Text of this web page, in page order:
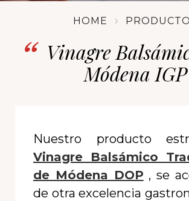
HOME
Vinagre
Módena IGP
Nuestro producto
Vinagre Balsámico
de Módena DOP , se
de otra excelencia